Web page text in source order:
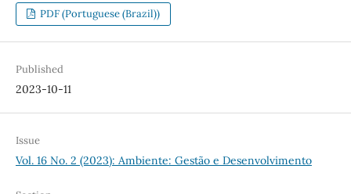
PDF (Portuguese (Brazil))
Published
2023-10-11
Issue
Vol. 16 No. 2 (2023): Ambiente: Gestão e Desenvolvimento